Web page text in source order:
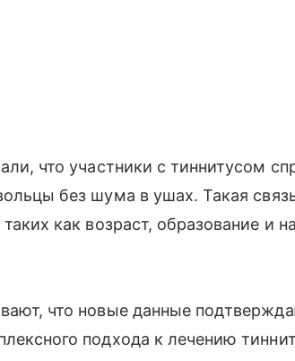
что участники с тиннитусом
без шума в ушах. Такая
как возраст, образование и
что новые данные
подхода к лечению